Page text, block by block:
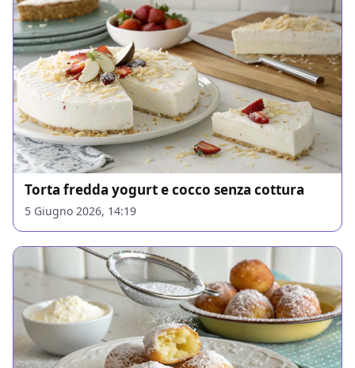
Torta fredda yogurt e cocco senza cottura
5 Giugno 2026, 14:19